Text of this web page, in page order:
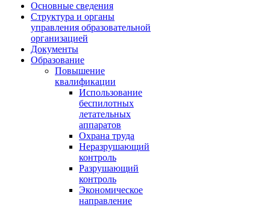
Основные сведения
Структура и органы
управления образовательной
организацией
Документы
Образование
Повышение
квалификации
Использование
беспилотных
летательных
аппаратов
Охрана труда
Неразрушающий
контроль
Разрушающий
контроль
Экономическое
направление